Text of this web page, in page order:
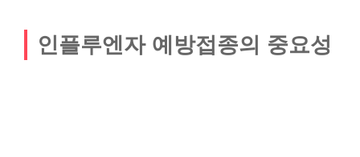
인플루엔자 예방접종의 중요성